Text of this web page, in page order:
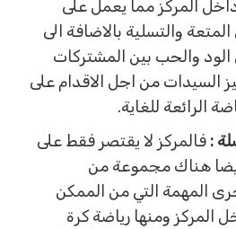
المركز مما يعمل على
والتسلية بالاضافة الى
والحب بين المشتركات
السيدات من اجل الاقدام على
الرائعة للغاية.
:فالمركز لا يقتصر فقط على
هناك مجموعة من
المهمة التي من الممكن
ومنها رياضة كرة